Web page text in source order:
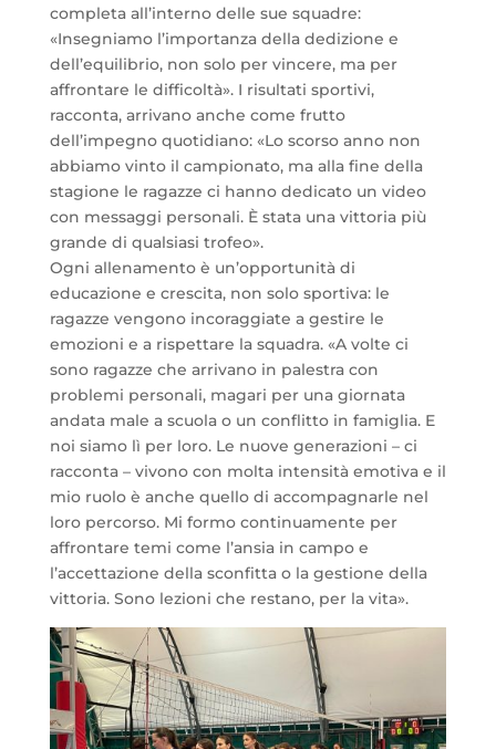
completa all’interno delle sue squadre:
«Insegniamo l’importanza della dedizione e
dell’equilibrio, non solo per vincere, ma per
affrontare le difficoltà». I risultati sportivi,
racconta, arrivano anche come frutto
dell’impegno quotidiano: «Lo scorso anno non
abbiamo vinto il campionato, ma alla fine della
stagione le ragazze ci hanno dedicato un video
con messaggi personali. È stata una vittoria più
grande di qualsiasi trofeo».
Ogni allenamento è un’opportunità di
educazione e crescita, non solo sportiva: le
ragazze vengono incoraggiate a gestire le
emozioni e a rispettare la squadra. «A volte ci
sono ragazze che arrivano in palestra con
problemi personali, magari per una giornata
andata male a scuola o un conflitto in famiglia. E
noi siamo lì per loro. Le nuove generazioni – ci
racconta – vivono con molta intensità emotiva e il
mio ruolo è anche quello di accompagnarle nel
loro percorso. Mi formo continuamente per
affrontare temi come l’ansia in campo e
l’accettazione della sconfitta o la gestione della
vittoria. Sono lezioni che restano, per la vita».